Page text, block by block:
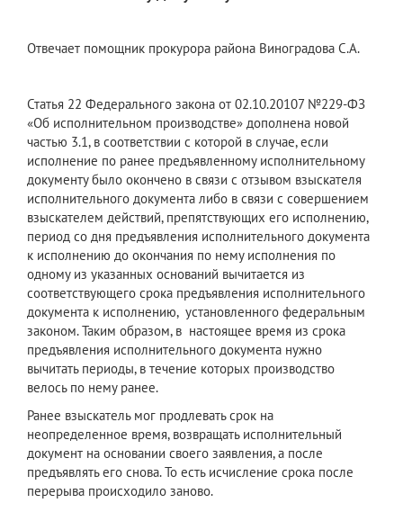
Отвечает помощник прокурора района Виноградова С.А.
Статья 22 Федерального закона от 02.10.20107 №229-ФЗ
«Об исполнительном производстве» дополнена новой
частью 3.1, в соответствии с которой в случае, если
исполнение по ранее предъявленному исполнительному
документу было окончено в связи с отзывом взыскателя
исполнительного документа либо в связи с совершением
взыскателем действий, препятствующих его исполнению,
период со дня предъявления исполнительного документа
к исполнению до окончания по нему исполнения по
одному из указанных оснований вычитается из
соответствующего срока предъявления исполнительного
документа к исполнению, установленного федеральным
законом. Таким образом, в настоящее время из срока
предъявления исполнительного документа нужно
вычитать периоды, в течение которых производство
велось по нему ранее.
Ранее взыскатель мог продлевать срок на
неопределенное время, возвращать исполнительный
документ на основании своего заявления, а после
предъявлять его снова. То есть исчисление срока после
перерыва происходило заново.